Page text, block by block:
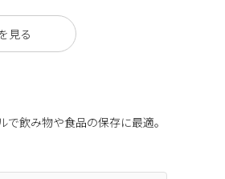
飲み物や食品の保存に最適。